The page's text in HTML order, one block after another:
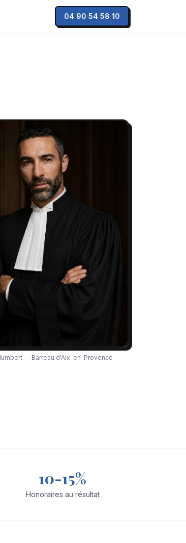
04 90 54 58 10
— Barreau d'Aix-en-Provence
10-15%
Honoraires au résultat